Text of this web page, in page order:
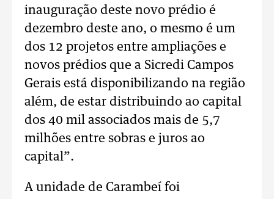
inauguração deste novo prédio é
dezembro deste ano, o mesmo é um
dos 12 projetos entre ampliações e
novos prédios que a Sicredi Campos
Gerais está disponibilizando na região
além, de estar distribuindo ao capital
dos 40 mil associados mais de 5,7
milhões entre sobras e juros ao
capital”.
A unidade de Carambeí foi